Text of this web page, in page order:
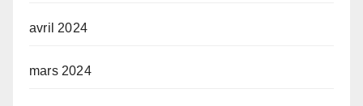
avril 2024
mars 2024